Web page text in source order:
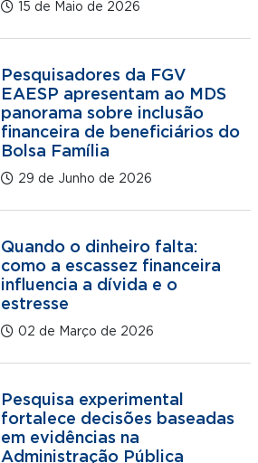
15 de Maio de 2026
Pesquisadores da FGV
EAESP apresentam ao MDS
panorama sobre inclusão
financeira de beneficiários do
Bolsa Família
29 de Junho de 2026
Quando o dinheiro falta:
como a escassez financeira
influencia a dívida e o
estresse
02 de Março de 2026
Pesquisa experimental
fortalece decisões baseadas
em evidências na
Administração Pública